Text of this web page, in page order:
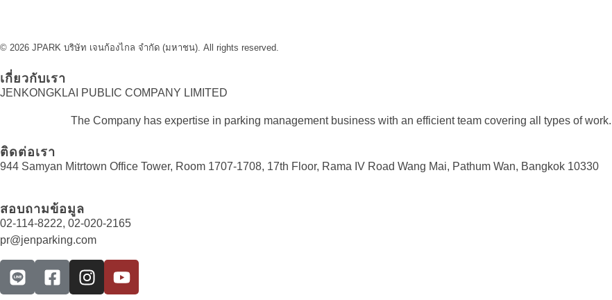
© 2026 JPARK บริษัท เจนก้องไกล จำกัด (มหาชน). All rights reserved.
เกี่ยวกับเรา
JENKONGKLAI PUBLIC COMPANY LIMITED
The Company has expertise in parking management business with an efficient team covering all types of work.
ติดต่อเรา
944 Samyan Mitrtown Office Tower, Room 1707-1708, 17th Floor, Rama IV Road Wang Mai, Pathum Wan, Bangkok 10330
สอบถามข้อมูล
02-114-8222, 02-020-2165
pr@jenparking.com